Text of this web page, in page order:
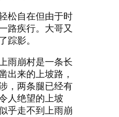
松自在但由于时
路疾行。大哥又
踪影。
雨崩村是一条长
出来的上坡路，
，两条腿已经有
人绝望的上坡
乎走不到上雨崩